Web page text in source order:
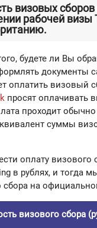
визовых сборов
рабочей визы
будете ли Вы
документы
оплатить визовый
просят оплачивать
проходит
суммы
оплату визового
в рублях, и тогда
сбора на
визового сбора